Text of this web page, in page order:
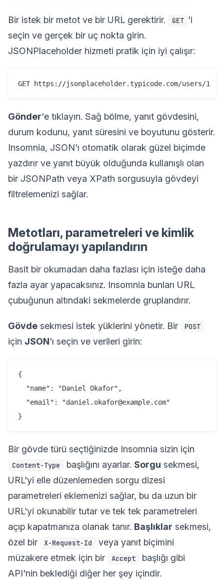
Bir istek bir metot ve bir URL gerektirir. GET 'i
seçin ve gerçek bir uç nokta girin.
JSONPlaceholder hizmeti pratik için iyi çalışır:
Gönder'e tıklayın. Sağ bölme, yanıt gövdesini,
durum kodunu, yanıt süresini ve boyutunu gösterir.
Insomnia, JSON'ı otomatik olarak güzel biçimde
yazdırır ve yanıt büyük olduğunda kullanışlı olan
bir JSONPath veya XPath sorgusuyla gövdeyi
filtrelemenizi sağlar.
Metotları, parametreleri ve kimlik
doğrulamayı yapılandırın
Basit bir okumadan daha fazlası için isteğe daha
fazla ayar yapacaksınız. Insomnia bunları URL
çubuğunun altındaki sekmelerde gruplandırır.
Gövde sekmesi istek yüklerini yönetir. Bir POST
için JSON'ı seçin ve verileri girin:
{
  "name": "Daniel Okafor",
  "email": "daniel.okafor@example.com"
Bir gövde türü seçtiğinizde Insomnia sizin için
Content-Type başlığını ayarlar. Sorgu sekmesi,
URL'yi elle düzenlemeden sorgu dizesi
parametreleri eklemenizi sağlar, bu da uzun bir
URL'yi okunabilir tutar ve tek tek parametreleri
açıp kapatmanıza olanak tanır. Başlıklar sekmesi,
özel bir
X-Request-Id
veya yanıt biçimini
müzakere etmek için bir
Accept
başlığı gibi
API'nin beklediği diğer her şey içindir.